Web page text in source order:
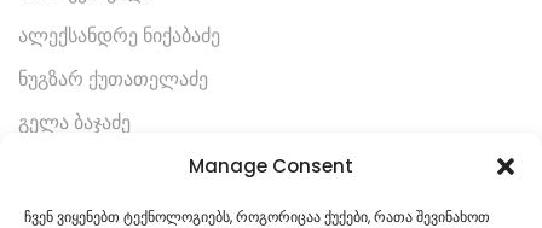
Manage Consent
ჩვენ ვიყენებთ ტექნოლოგიებს, როგორიცაა ქუქები, რათა შევინახოთ
ალექსანდრე ნიქაბაძე
ნუგზარ ქუთათელაძე
გელა ბაჯაძე
რევაზ მარგველაშვილი